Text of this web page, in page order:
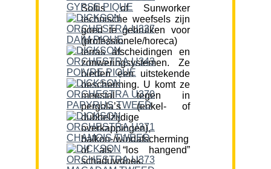
Soltis of Sunworker
technische weefsels zijn
goed te gebruiken voor
(professionele/horeca)
terras afscheidingen en
zonweringsystemen. Ze
bieden een uitstekende
bescherming. U komt ze
meestal tegen in
pergola’s (enkel- of
dubbelzijdige
overkappingen),
balkon-/windafscherming
of als “los hangend”
schaduwdoek.